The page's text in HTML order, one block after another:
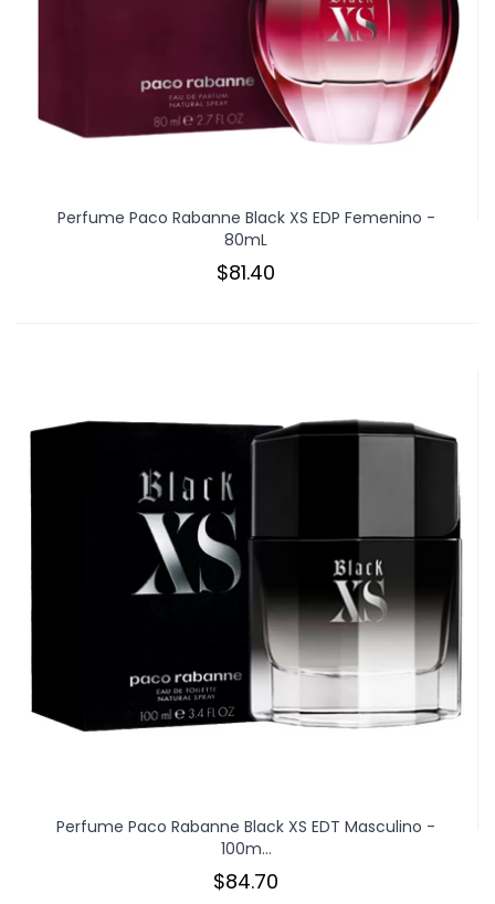
Perfume Paco Rabanne Black XS EDP Femenino -
80mL
$81.40
Perfume Paco Rabanne Black XS EDT Masculino -
100m...
$84.70